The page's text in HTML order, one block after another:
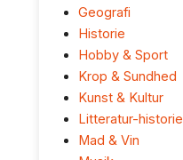
Geografi
Historie
Hobby & Sport
Krop & Sundhed
Kunst & Kultur
Litteratur-historie
Mad & Vin